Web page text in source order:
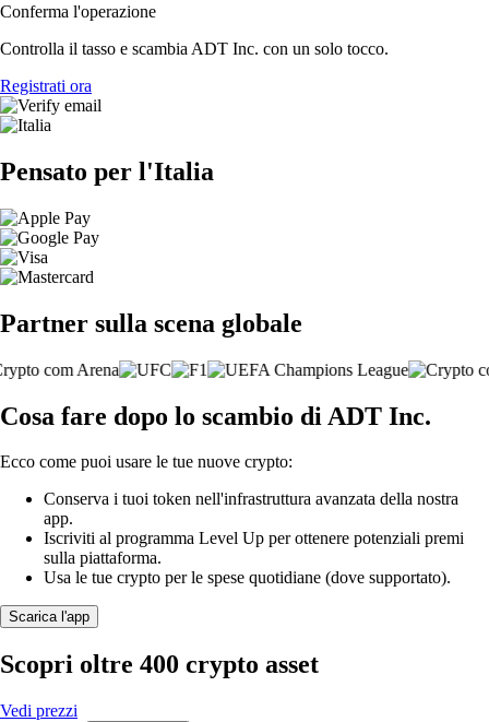
Conferma l'operazione
Controlla il tasso e scambia ADT Inc. con un solo tocco.
Registrati ora
Pensato per l'Italia
Partner sulla scena globale
Cosa fare dopo lo scambio di ADT Inc.
Ecco come puoi usare le tue nuove crypto:
Conserva i tuoi token nell'infrastruttura avanzata della nostra
app.
Iscriviti al programma Level Up per ottenere potenziali premi
sulla piattaforma.
Usa le tue crypto per le spese quotidiane (dove supportato).
Scarica l'app
Scopri oltre 400 crypto asset
Vedi prezzi